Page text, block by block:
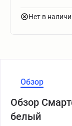
Нет в
Обзор
Обзор
белый